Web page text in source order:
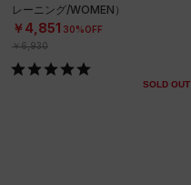
レーニング/WOMEN）
￥4,851 30%OFF
￥6,930
SOLD OUT